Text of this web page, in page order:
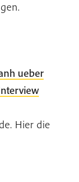
ueber
Hier die